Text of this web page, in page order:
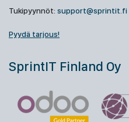
Tukipyynnöt: support@sprintit.fi
Pyydä tarjous!
SprintIT Finland Oy